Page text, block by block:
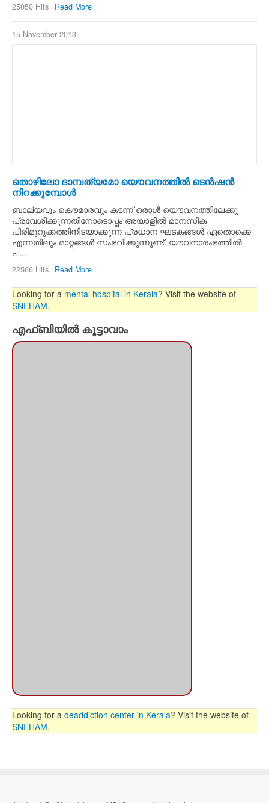
25050 Hits Read More
15 November 2013
തൊഴിലോ ദാമ്പത്യമോ യൌവനത്തില്‍ ടെന്‍ഷന്‍
നിറക്കുമ്പോള്‍
ബാല്യവും കൌമാരവും കടന്ന്‍ ഒരാള്‍ യൌവനത്തിലേക്കു
പ്രവേശിക്കുന്നതിനോടൊപ്പം അയാളില്‍ മാനസിക
പിരിമുറുക്കത്തിനിടയാക്കുന്ന പ്രധാന ഘടകങ്ങള്‍ ഏതൊക്കെ
എന്നതിലും മാറ്റങ്ങള്‍ സംഭവിക്കുന്നുണ്ട്. യൗവനാരംഭത്തില്‍
പ...
22566 Hits Read More
Looking for a mental hospital in Kerala? Visit the website of
SNEHAM.
എഫ്ബിയില്‍ കൂട്ടാവാം
Looking for a deaddiction center in Kerala? Visit the website of
SNEHAM.